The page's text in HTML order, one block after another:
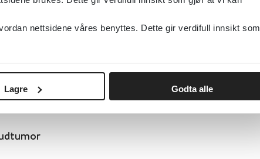
nettsidene våres benyttes. Dette gir verdifull innsikt som
Lagre Godta alle